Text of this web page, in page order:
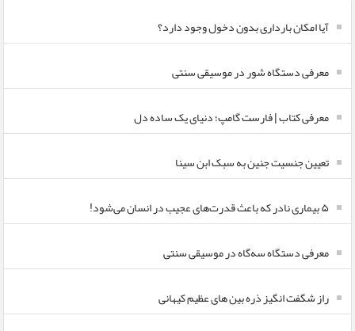
آیا امکان بارداری بدون دخول وجود دارد؟
معرفی دستگاه شور در موسیقی سنتی
معرفی کتاب | فارست گامپ؛ دنیای یک ساده دل
تعیین جنسیت جنین به سبک ابن سینا
۵ بیماری نادر که باعث قدرت‌های عجیب در انسان می‌شود!
معرفی دستگاه سه‌گاه در موسیقی سنتی
راز شگفت انگیز ذره بین های عظیم کیهانی